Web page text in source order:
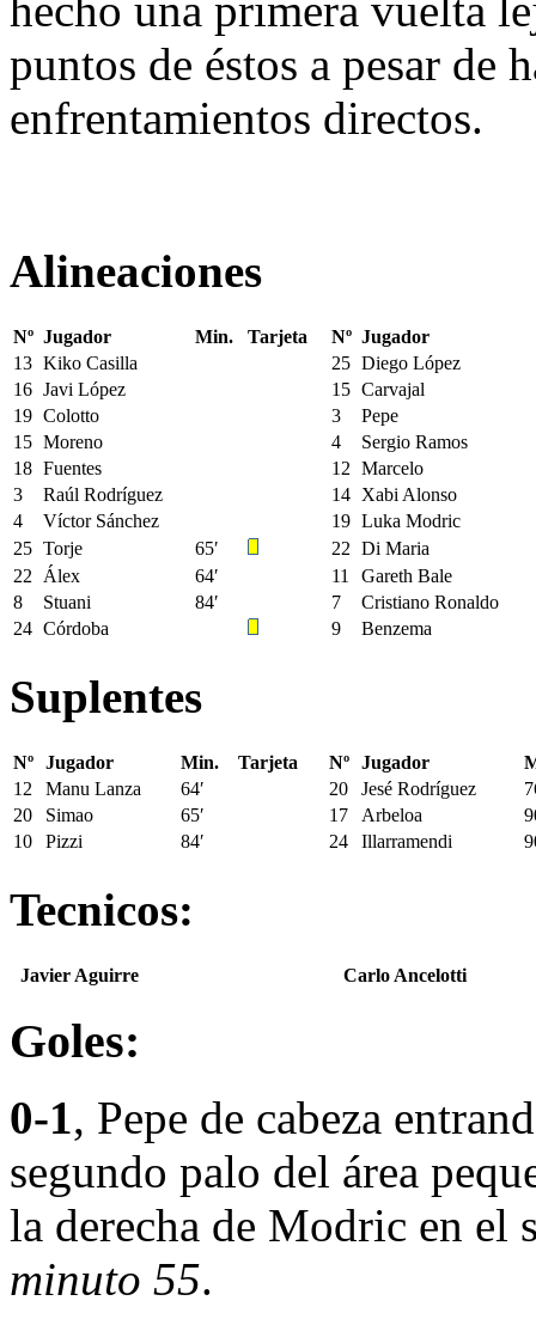
hecho una primera vuelta
puntos de éstos a pesar de
enfrentamientos directos.
Alineaciones
Nº Jugador Min. Tarjeta Nº Jugador
13 Kiko Casilla 25 Diego López
16 Javi López 15 Carvajal
19 Colotto 3
Pepe
15 Moreno 4
Sergio Ramos
18 Fuentes 12 Marcelo
3
Raúl Rodríguez 14 Xabi Alonso
4
Víctor Sánchez 19 Luka Modric
25 Torje 65′ 22 Di Maria
22
Álex 64′ 11
Gareth Bale
8
Stuani 84′ 7
Cristiano Ronaldo
24 Córdoba 9 Benzema
Suplentes
Nº Jugador Min. Tarjeta Nº Jugador
12
Manu Lanza 64′ 20 Jesé Rodríguez
20
Simao 65′ 17 Arbeloa
10
Pizzi 84′ 24 Illarramendi
Tecnicos:
Javier Aguirre Carlo Ancelotti
Goles:
0-1, Pepe de cabeza
segundo palo del área
la derecha de Modric en el
minuto 55.